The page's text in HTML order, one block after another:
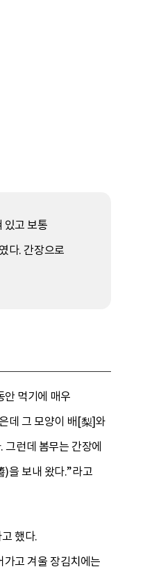
있고 보통
다. 간장으로
먹기에 매우
데 그 모양이 배[梨]와
그런데 봄무는 간장에
을 보내 왔다.”라고
했다.
고 겨울 장김치에는